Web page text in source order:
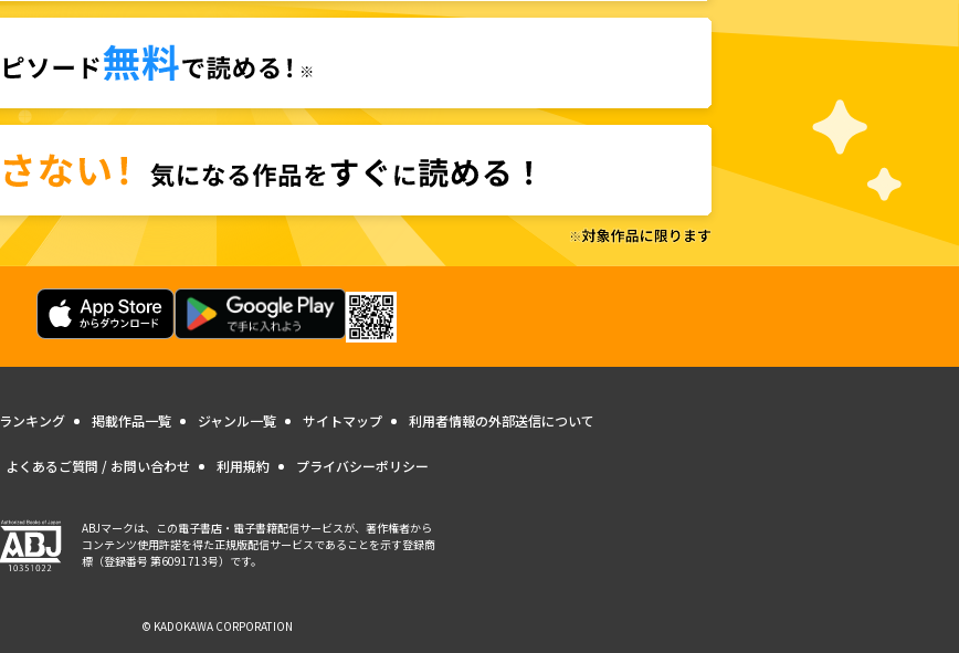
ランキング 掲載作品一覧 ジャンル一覧 サイトマップ 利用者情報の外部送信について
よくあるご質問 / お問い合わせ 利用規約 プライバシーポリシー
ABJマークは、この電子書店・電子書籍配信サービスが、著作権者から
コンテンツ使用許諾を得た正規版配信サービスであることを示す登録商
標（登録番号 第6091713号）です。
© KADOKAWA CORPORATION